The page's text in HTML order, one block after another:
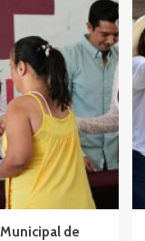
de